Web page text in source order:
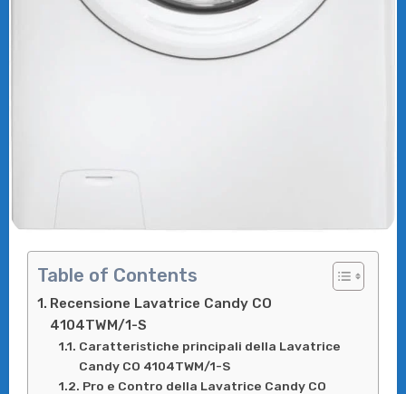
Table of Contents
Recensione Lavatrice Candy CO
4104TWM/1-S
Caratteristiche principali della Lavatrice
Candy CO 4104TWM/1-S
Pro e Contro della Lavatrice Candy CO